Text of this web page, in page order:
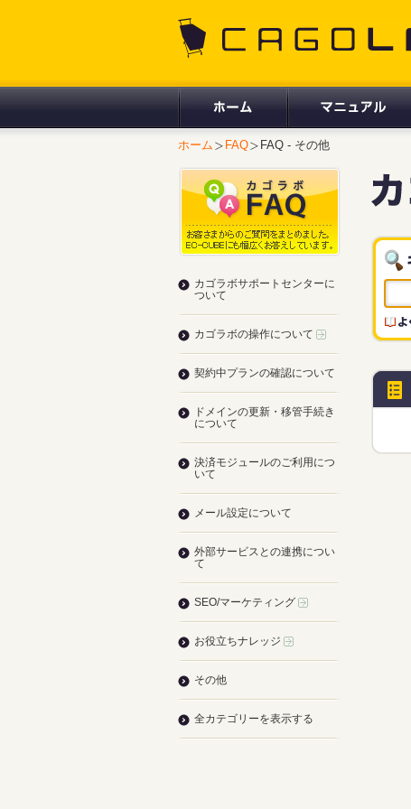
ホーム FAQ FAQ - その他
カゴラボサポートセンターに
ついて
カゴラボの操作について
契約中プランの確認について
ドメインの更新・移管手続き
について
決済モジュールのご利用につ
いて
メール設定について
外部サービスとの連携につい
て
SEO/マーケティング
お役立ちナレッジ
その他
全カテゴリーを表示する